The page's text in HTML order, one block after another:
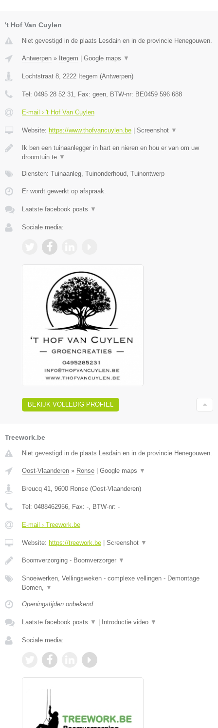
't Hof Van Cuylen
Niet gevestigd in de plaats Lesdain en in de provincie Henegouwen.
Antwerpen » Itegem Google maps ▼
Lochtstraat 8 2222 Itegem (Antwerpen)
Tel: 0495 28 52 31 , Fax: geen , BTW-nr: BE0459 596 688
E-mail › 't Hof Van Cuylen
Website: https://www.thofvancuylen.be Screenshot ▼
Ik ben een tuinaanlegger in hart en nieren en hou er van om uw
droomtuin te ▼
Diensten: Tuinaanleg, Tuinonderhoud, Tuinontwerp
Er wordt gewerkt op afspraak.
Laatste facebook posts ▼
Sociale media:
BEKIJK VOLLEDIG PROFIEL
Treework.be
Niet gevestigd in de plaats Lesdain en in de provincie Henegouwen.
Oost-Vlaanderen » Ronse Google maps ▼
Breucq 41 9600 Ronse (Oost-Vlaanderen)
Tel: 0488462956 , Fax: - , BTW-nr: -
E-mail › Treework.be
Website: https://treework.be Screenshot ▼
Boomverzorging - Boomverzorger ▼
Snoeiwerken, Vellingsweken - complexe vellingen - Demontage
Bomen,
▼
Openingstijden onbekend
Laatste facebook posts ▼ Introductie video ▼
Sociale media: